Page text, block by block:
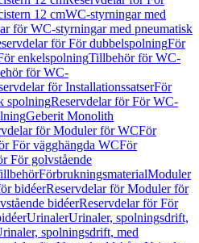
12 cmWC-styrningar med
för WC-styrningar med pneumatisk
för För dubbelspolningFör
enkelspolningTillbehör för WC-
för WC-
för InstallationssatserFör
spolningReservdelar för För WC-
Geberit Monolith
för Moduler för WCFör
För vägghängda WCFör
För golvstående
FörbrukningsmaterialModuler
bidéerReservdelar för Moduler för
bidéerReservdelar för För
UrinalerUrinaler, spolningsdrift,
spolningsdrift, med